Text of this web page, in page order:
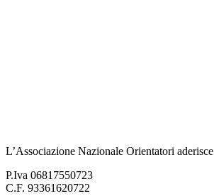
L’Associazione Nazionale Orientatori
P.Iva 06817550723
C.F. 93361620722